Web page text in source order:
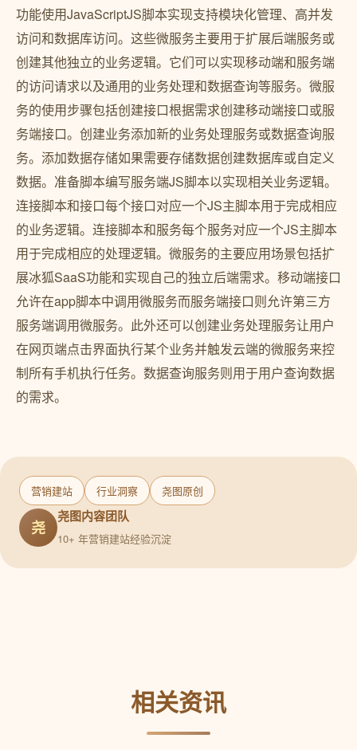
功能使用JavaScriptJS脚本实现支持模块化管理、高并发
访问和数据库访问。这些微服务主要用于扩展后端服务或
创建其他独立的业务逻辑。它们可以实现移动端和服务端
的访问请求以及通用的业务处理和数据查询等服务。微服
务的使用步骤包括创建接口根据需求创建移动端接口或服
务端接口。创建业务添加新的业务处理服务或数据查询服
务。添加数据存储如果需要存储数据创建数据库或自定义
数据。准备脚本编写服务端JS脚本以实现相关业务逻辑。
连接脚本和接口每个接口对应一个JS主脚本用于完成相应
的业务逻辑。连接脚本和服务每个服务对应一个JS主脚本
用于完成相应的处理逻辑。微服务的主要应用场景包括扩
展冰狐SaaS功能和实现自己的独立后端需求。移动端接口
允许在app脚本中调用微服务而服务端接口则允许第三方
服务端调用微服务。此外还可以创建业务处理服务让用户
在网页端点击界面执行某个业务并触发云端的微服务来控
制所有手机执行任务。数据查询服务则用于用户查询数据
的需求。
营销建站 行业洞察 尧图原创
尧
尧图内容团队
10+ 年营销建站经验沉淀
相关资讯